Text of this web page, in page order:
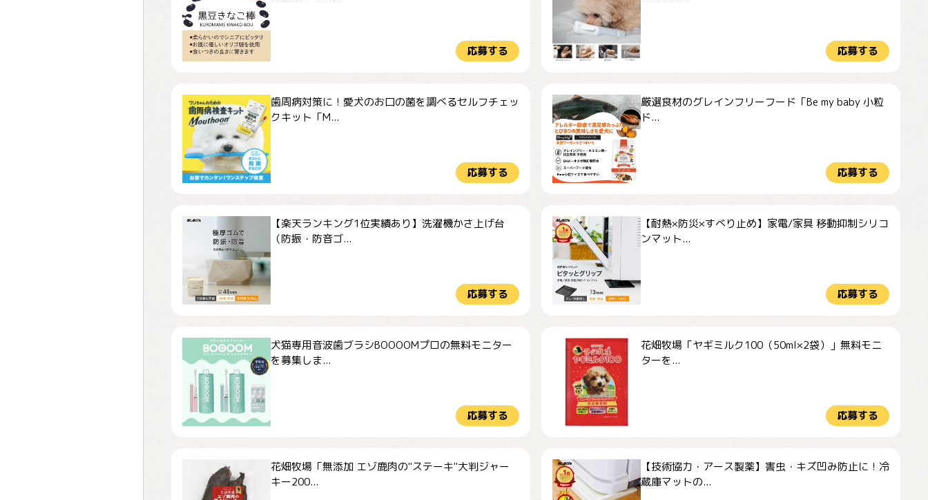
応募する 応募する
歯周病対策に！愛犬のお口の菌を調べるセルフチェッ
クキット「M...
応募する
厳選食材のグレインフリーフード「Be my baby 小粒
ド...
応募する
【楽天ランキング1位実績あり】洗濯機かさ上げ台
（防振・防音ゴ...
応募する
【耐熱×防災×すべり止め】家電/家具 移動抑制シリコ
ンマット...
応募する
犬猫専用音波歯ブラシBOOOOMプロの無料モニター
を募集しま...
応募する
花畑牧場「ヤギミルク100（50ml×2袋）」無料モニ
ターを...
応募する
花畑牧場「無添加 エゾ鹿肉の"ステーキ"大判ジャー
キー200...
【技術協力・アース製薬】害虫・キズ凹み防止に！冷
蔵庫マットの...